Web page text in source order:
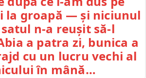
la groapă — și niciunul
n-a reușit să-l
a patra zi, bunica a
cu un lucru vechi al
în mână…